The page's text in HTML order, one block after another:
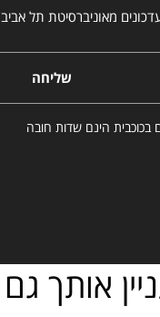
מאוניברסיטת תל אביב
שליחה
הינם שדות חובה
אותך גם